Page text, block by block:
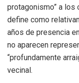
protagonismo” a los
define como
años de presencia
no aparecen
“profundamente
vecinal.